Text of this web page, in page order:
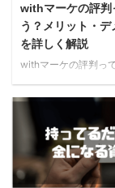
て、自分が実際に受
ジを持ってみてくだ
マーケの他の記事は
withマーケの利用後
であれば、利用後は
ーとして成功したい
ここで ...
withマーケの評判
う？メリット・デ
を詳しく解説
withマーケの評判っ
こんな悩みを抱えて
多くのWebマーケテ
ルは、授業料が数十
こともあり、本当に
のか悩んでしまうも
その点、withマーケ